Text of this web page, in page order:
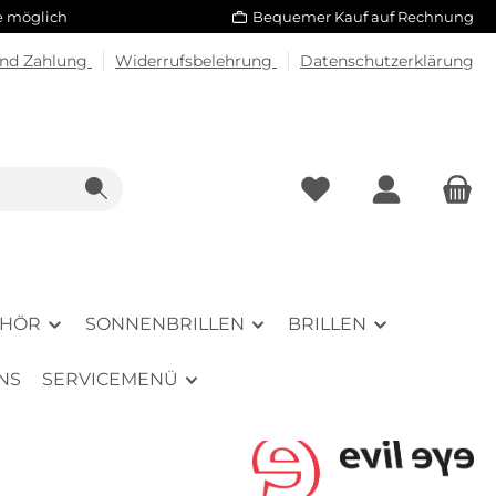
möglich Bequemer Kauf auf Rechnung
Zahlung Widerrufsbelehrung Datenschutzerklärung
SONNENBRILLEN BRILLEN
SERVICEMENÜ